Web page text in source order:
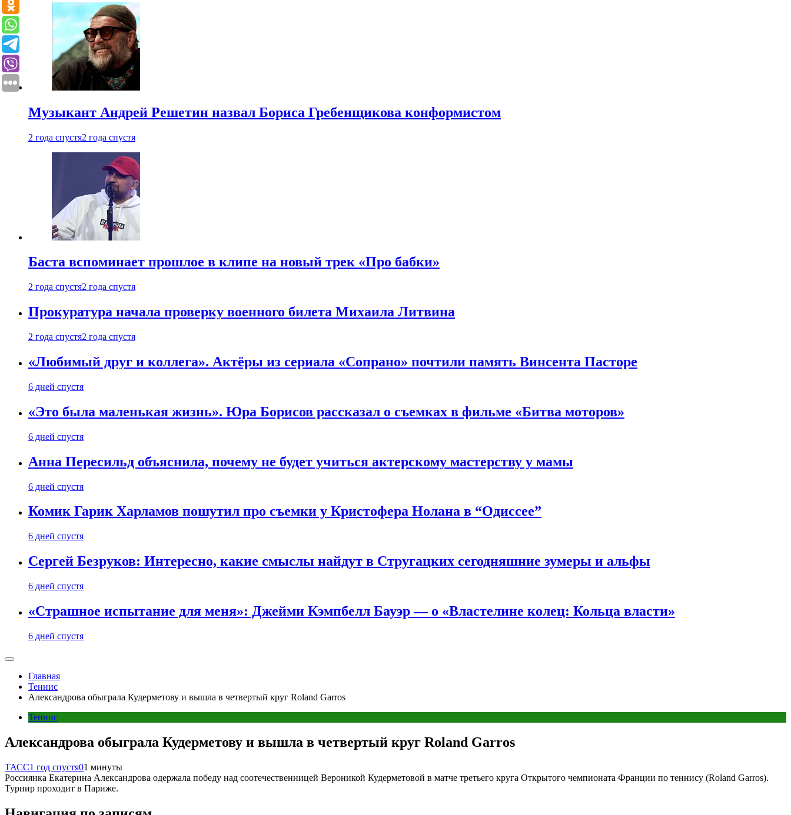
Музыкант Андрей Решетин назвал Бориса Гребенщикова конформистом
2 года спустя2 года спустя
Баста вспоминает прошлое в клипе на новый трек «Про бабки»
2 года спустя2 года спустя
Прокуратура начала проверку военного билета Михаила Литвина
2 года спустя2 года спустя
«Любимый друг и коллега». Актёры из сериала «Сопрано» почтили память Винсента Пасторе
6 дней спустя
«Это была маленькая жизнь». Юра Борисов рассказал о съемках в фильме «Битва моторов»
6 дней спустя
Анна Пересильд объяснила, почему не будет учиться актерскому мастерству у мамы
6 дней спустя
Комик Гарик Харламов пошутил про съемки у Кристофера Нолана в “Одиссее”
6 дней спустя
Сергей Безруков: Интересно, какие смыслы найдут в Стругацких сегодняшние зумеры и альфы
6 дней спустя
«Страшное испытание для меня»: Джейми Кэмпбелл Бауэр — о «Властелине колец: Кольца власти»
6 дней спустя
Главная
Теннис
Александрова обыграла Кудерметову и вышла в четвертый круг Roland Garros
Теннис
Александрова обыграла Кудерметову и вышла в четвертый круг Roland Garros
ТАСС1 год спустя01 минуты
Россиянка Екатерина Александрова одержала победу над соотечественницей Вероникой Кудерметовой в матче третьего круга Открытого чемпионата Франции по теннису (Roland Garros).
Турнир проходит в Париже.